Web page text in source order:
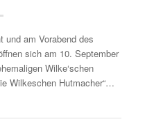
und am Vorabend des
sich am 10. September
Wilke‘schen
Wilkeschen Hutmacher“…